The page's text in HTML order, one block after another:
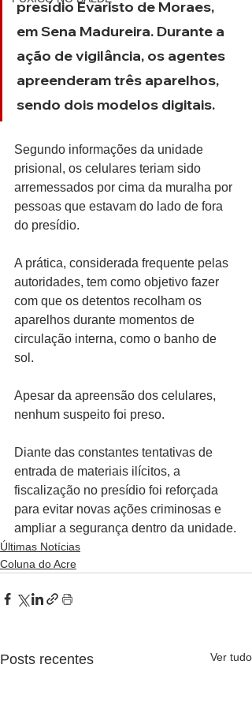
presídio Evaristo de Moraes,
em Sena Madureira. Durante a
ação de vigilância, os agentes
apreenderam três aparelhos,
sendo dois modelos digitais.
Segundo informações da unidade
prisional, os celulares teriam sido
arremessados por cima da muralha por
pessoas que estavam do lado de fora
do presídio.
A prática, considerada frequente pelas
autoridades, tem como objetivo fazer
com que os detentos recolham os
aparelhos durante momentos de
circulação interna, como o banho de
sol.
Apesar da apreensão dos celulares,
nenhum suspeito foi preso.
Diante das constantes tentativas de
entrada de materiais ilícitos, a
fiscalização no presídio foi reforçada
para evitar novas ações criminosas e
ampliar a segurança dentro da unidade.
Últimas Notícias
Coluna do Acre
Posts recentes Ver tudo